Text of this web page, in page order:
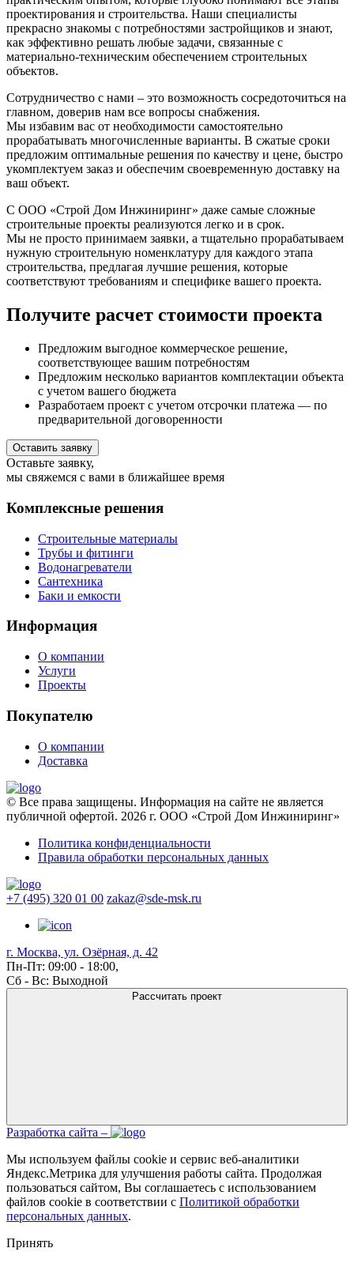
проектирования и строительства. Наши специалисты
прекрасно знакомы с потребностями застройщиков и знают,
как эффективно решать любые задачи, связанные с
материально-техническим обеспечением строительных
объектов.
Сотрудничество с нами – это возможность сосредоточиться на
главном, доверив нам все вопросы снабжения.
Мы избавим вас от необходимости самостоятельно
прорабатывать многочисленные варианты. В сжатые сроки
предложим оптимальные решения по качеству и цене, быстро
укомплектуем заказ и обеспечим своевременную доставку на
ваш объект.
С ООО «Строй Дом Инжиниринг» даже самые сложные
строительные проекты реализуются легко и в срок.
Мы не просто принимаем заявки, а тщательно прорабатываем
нужную строительную номенклатуру для каждого этапа
строительства, предлагая лучшие решения, которые
соответствуют требованиям и специфике вашего проекта.
Получите расчет стоимости проекта
Предложим выгодное коммерческое решение,
соответствующее вашим потребностям
Предложим несколько вариантов комплектации объекта
с учетом вашего бюджета
Разработаем проект с учетом отсрочки платежа — по
предварительной договоренности
Оставить заявку
Оставьте заявку,
мы свяжемся с вами в ближайшее время
Комплексные решения
Строительные материалы
Трубы и фитинги
Водонагреватели
Сантехника
Баки и емкости
Информация
О компании
Услуги
Проекты
Покупателю
О компании
Доставка
© Все права защищены. Информация на сайте не является
публичной офертой. 2026 г. ООО «Строй Дом Инжиниринг»
Политика конфиденциальности
Правила обработки персональных данных
+7 (495) 320 01 00 zakaz@sde-msk.ru
г. Москва, ул. Озёрная, д. 42
Пн-Пт: 09:00 - 18:00,
Сб - Вс: Выходной
Рассчитать проект
Разработка сайта –
Мы используем файлы cookie и сервис веб-аналитики
Яндекс.Метрика для улучшения работы сайта. Продолжая
пользоваться сайтом, Вы соглашаетесь с использованием
файлов cookie в соответствии с Политикой обработки
персональных данных.
Принять